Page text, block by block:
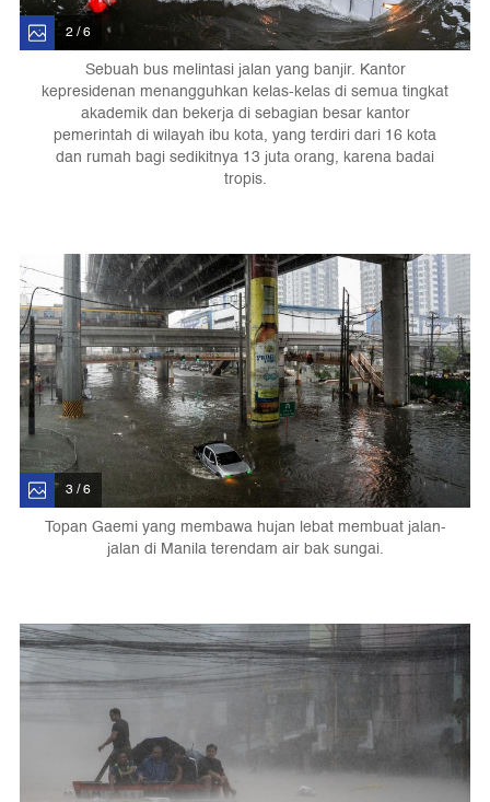
2 / 6
Sebuah bus melintasi jalan yang banjir. Kantor
kepresidenan menangguhkan kelas-kelas di semua tingkat
akademik dan bekerja di sebagian besar kantor
pemerintah di wilayah ibu kota, yang terdiri dari 16 kota
dan rumah bagi sedikitnya 13 juta orang, karena badai
tropis.
3 / 6
Topan Gaemi yang membawa hujan lebat membuat jalan-
jalan di Manila terendam air bak sungai.